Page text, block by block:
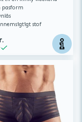
pasform
stof